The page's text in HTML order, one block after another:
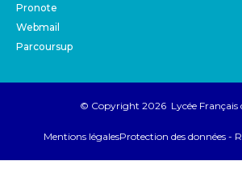
Pronote
Webmail
Parcoursup
© Copyright 2026 Lycée Français
Mentions légalesProtection des données -